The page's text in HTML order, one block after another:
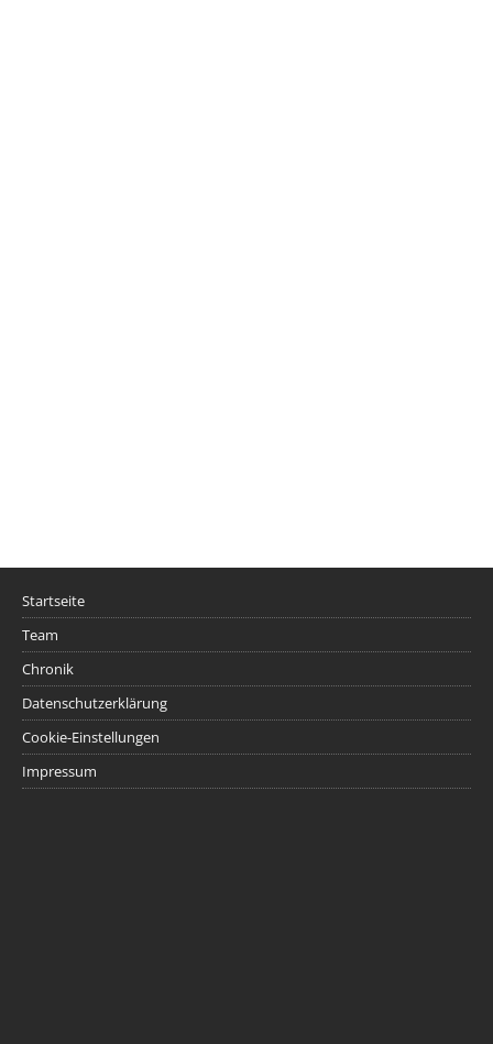
Startseite
Team
Chronik
Datenschutzerklärung
Cookie-Einstellungen
Impressum